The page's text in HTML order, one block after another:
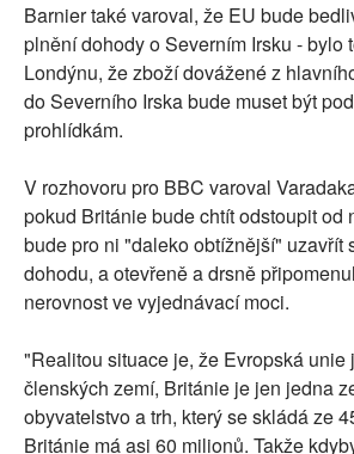
Barnier také varoval, že EU bude
plnění dohody o Severním Irsku - bylo
Londýnu, že zboží dovážené z
do Severního Irska bude muset být
prohlídkám.
V rozhovoru pro BBC varoval
pokud Británie bude chtít odstoupit od
bude pro ni "daleko obtížnější" uzavřít
dohodu, a otevřeně a drsně
nerovnost ve vyjednávací moci.
"Realitou situace je, že Evropská unie
členských zemí, Británie je jen jedna
obyvatelstvo a trh, který se skládá ze
Británie má asi 60 milionů. Takže